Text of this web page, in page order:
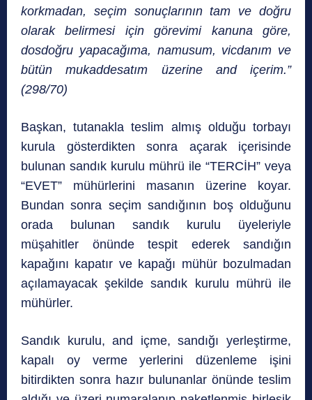
korkmadan, seçim sonuçlarının tam ve doğru
olarak belirmesi için görevimi kanuna göre,
dosdoğru yapacağıma, namusum, vicdanım ve
bütün mukaddesatım üzerine and içerim.”
(298/70)
Başkan, tutanakla teslim almış olduğu torbayı
kurula gösterdikten sonra açarak içerisinde
bulunan sandık kurulu mührü ile “TERCİH” veya
“EVET” mühürlerini masanın üzerine koyar.
Bundan sonra seçim sandığının boş olduğunu
orada bulunan sandık kurulu üyeleriyle
müşahitler önünde tespit ederek sandığın
kapağını kapatır ve kapağı mühür bozulmadan
açılamayacak şekilde sandık kurulu mührü ile
mühürler.
Sandık kurulu, and içme, sandığı yerleştirme,
kapalı oy verme yerlerini düzenleme işini
bitirdikten sonra hazır bulunanlar önünde teslim